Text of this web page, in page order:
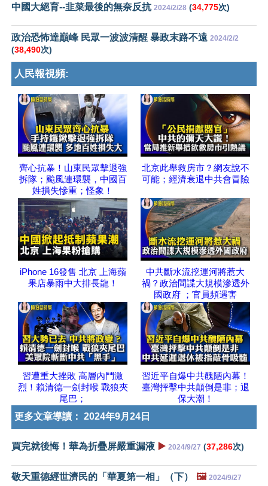
中國大絕育--韭菜最後的無奈反抗 2024/2/28 (34,775次)
政治恐怖達巔峰 民眾一波波清醒 暴政末路不遠 2024/2/2
(38,490次)
人民報視頻:
齊心抗暴！山東民眾擊退強
拆隊；颱風連環襲，中國百
姓損失慘重；怪象！
北京此舉救房市？網友說不
可能；經濟衰退中共會冒險
iPhone 16發售 北京 上海蘋
果店暴雨中大排長龍！
中共斷水流挖運河將惹大
禍？政治間諜大規模滲透外
國政府 ；官員頻遇害
習遭重大挫敗 高層內鬥激
烈！賴清德一劍封喉 戰狼夾
尾巴；
習近平自爆中共醜陋內幕！
臺灣抨擊中共顛倒是非；退
保大潮！
更多文章導讀： 2024年9月24日
買完就後悔！華為折疊屏嚴重漏液 ▶️ 2024/9/27 (37,286次)
敬天重德經世濟民的「華夏第一相」（下） 🖼️ 2024/9/27